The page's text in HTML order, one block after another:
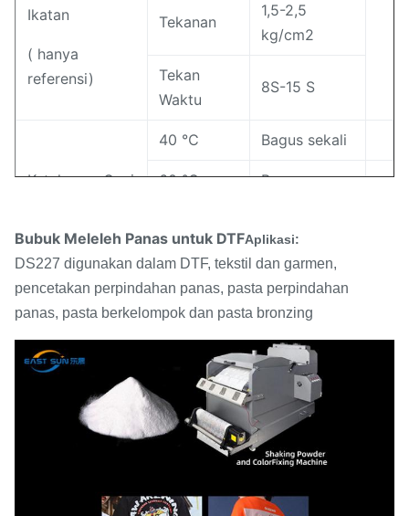
Kisaran ukuran bubuk
0-80 um,80-170 um,150-
Ikatan
( hanya
referensi)
Tekanan
1,5-2,5
kg/cm2
Tekan
Waktu
8S-15 S
Ketahanan Cuci
40 ℃ Bagus sekali
60 ℃ Bagus
Bubuk Meleleh Panas untuk DTFAplikasi:
DS227 digunakan dalam DTF, tekstil dan garmen,
pencetakan perpindahan panas, pasta perpindahan
panas, pasta berkelompok dan pasta bronzing